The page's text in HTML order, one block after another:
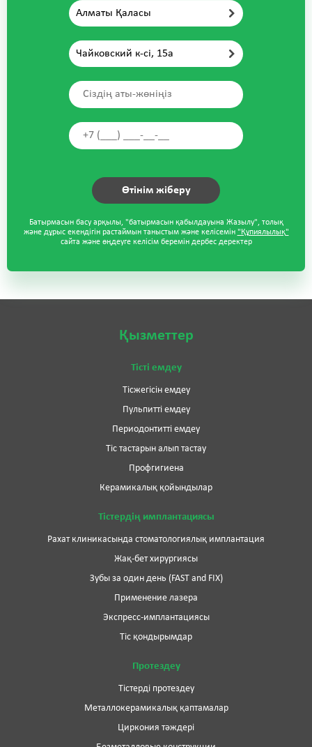
Алматы Қаласы
Чайковский к-сі, 15а
Батырмасын басу арқылы, "батырмасын қабылдауына Жазылу", толық
және дұрыс екендігін растаймын таныстым және келісемін "Құпиялылық"
сайта және өңдеуге келісім беремін дербес деректер
Қызметтер
Тісті емдеу
Тісжегісін емдеу
Пульпитті емдеу
Периодонтитті емдеу
Тіс тастарын алып тастау
Профгигиена
Керамикалық қойындылар
Тістердің имплантациясы
Рахат клиникасында стоматологиялық имплантация
Жақ-бет хирургиясы
Зубы за один день (FAST and FIX)
Применение лазера
Экспресс-имплантациясы
Тіс қондырымдар
Протездеу
Тістерді протездеу
Металлокерамикалық қаптамалар
Циркония тәждері